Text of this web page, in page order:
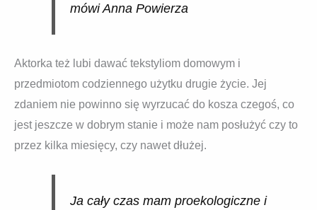
mówi Anna Powierza
Aktorka też lubi dawać tekstyliom domowym i
przedmiotom codziennego użytku drugie życie. Jej
zdaniem nie powinno się wyrzucać do kosza czegoś, co
jest jeszcze w dobrym stanie i może nam posłużyć czy to
przez kilka miesięcy, czy nawet dłużej.
Ja cały czas mam proekologiczne i